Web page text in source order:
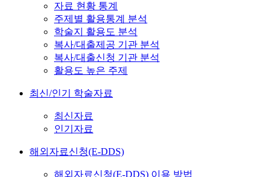
자료 현황 통계
주제별 활용통계 분석
학술지 활용도 분석
복사/대출제공 기관 분석
복사/대출신청 기관 분석
활용도 높은 주제
최신/인기 학술자료
최신자료
인기자료
해외자료신청(E-DDS)
해외자료신청(E-DDS) 이용 방법